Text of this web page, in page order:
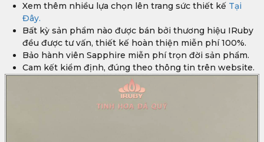
Xem thêm nhiều lựa chọn lên trang sức thiết kế Tại
Đây.
Bất kỳ sản phẩm nào được bán bởi thương hiệu IRuby
đều được tư vấn, thiết kế hoàn thiện miễn phí 100%.
Bảo hành viên Sapphire miễn phí trọn đời sản phẩm.
Cam kết kiểm định, đúng theo thông tin trên website.